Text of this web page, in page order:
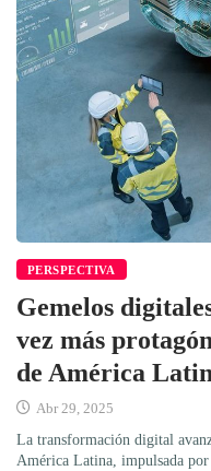
PERSPECTIVA
Gemelos
vez más
de América
Abr 29, 2025
La transformación digital
América Latina, impulsada por